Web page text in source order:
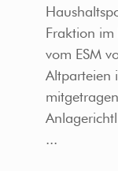
Fraktion
vom ESM
Altparteien
...